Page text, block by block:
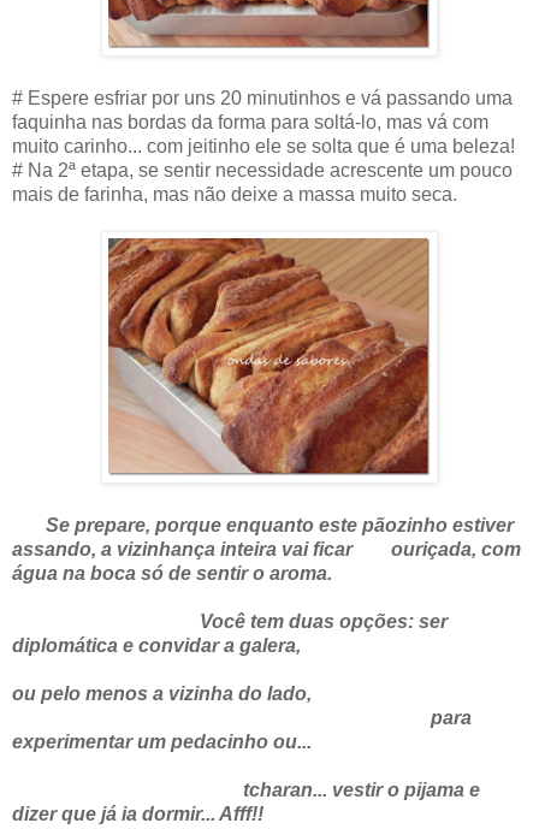
# Espere esfriar por uns 20 minutinhos e vá passando uma
faquinha nas bordas da forma para soltá-lo, mas vá com
muito carinho... com jeitinho ele se solta que é uma beleza!
# Na 2ª etapa, se sentir necessidade acrescente um pouco
mais de farinha, mas não deixe a massa muito seca.
Se prepare, porque enquanto este pãozinho estiver
assando, a vizinhança inteira vai ficar ouriçada, com
água na boca só de sentir o aroma.
Você tem duas opções: ser
diplomática e convidar a galera,
ou pelo menos a vizinha do lado,
para
experimentar um pedacinho ou...
tcharan... vestir o pijama e
dizer que já ia dormir... Afff!!